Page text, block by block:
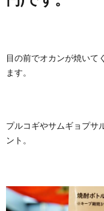
目の前でオカンが焼いて
ます。
プルコギやサムギョプサ
ント。